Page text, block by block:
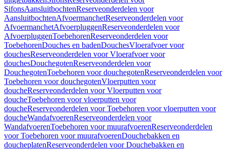
SifonsAansluitbochtenReserveonderdelen voor
AansluitbochtenAfvoermanchetReserveonderdelen voor
AfvoermanchetAfvoerpluggenReserveonderdelen voor
AfvoerpluggenToebehorenReserveonderdelen voor
ToebehorenDouches en badenDouchesVloerafvoer voor
douchesReserveonderdelen voor Vloerafvoer voor
douchesDouchegotenReserveonderdelen voor
DouchegotenToebehoren voor douchegotenReserveonderdelen voor
Toebehoren voor douchegotenVloerputten voor
doucheReserveonderdelen voor Vloerputten voor
doucheToebehoren voor vloerputten voor
doucheReserveonderdelen voor Toebehoren voor vloerputten voor
doucheWandafvoerenReserveonderdelen voor
WandafvoerenToebehoren voor muurafvoerenReserveonderdelen
voor Toebehoren voor muurafvoerenDouchebakken en
doucheplatenReserveonderdelen voor Douchebakken en